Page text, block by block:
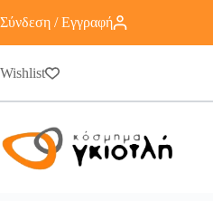
Σύνδεση / Εγγραφή
Wishlist